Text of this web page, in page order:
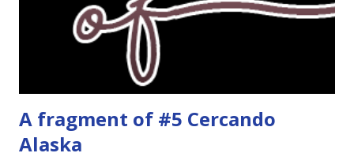
rapporto con il professor Wilson che cresce piano piano.
Alla fine mi stavo pure commuovendo! Unravel me ,
Tahereh Mafi ★ ★ ★ ★ ★ Ho già scritto una recensi...
A fragment of #5 Cercando
Alaska